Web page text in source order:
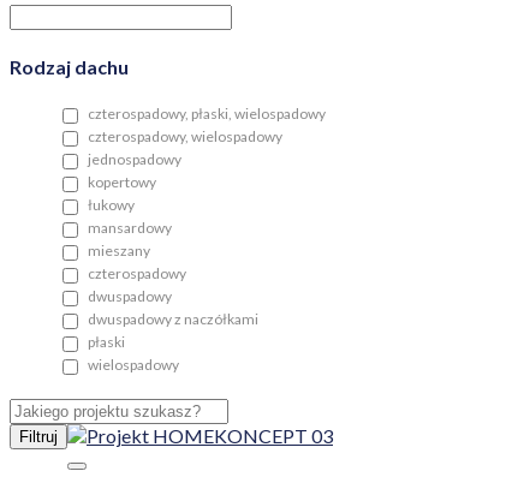
Rodzaj dachu
czterospadowy, płaski, wielospadowy
czterospadowy, wielospadowy
jednospadowy
kopertowy
łukowy
mansardowy
mieszany
czterospadowy
dwuspadowy
dwuspadowy z naczółkami
płaski
wielospadowy
Filtruj